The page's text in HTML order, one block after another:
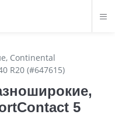
Continental
R20 (#647615)
5